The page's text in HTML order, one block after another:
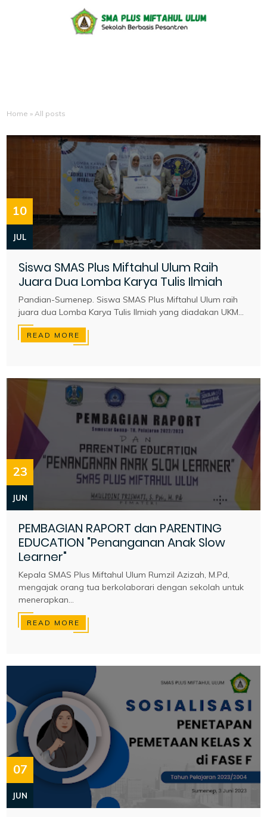
Home »All posts
10
JUL
Siswa SMAS Plus Miftahul Ulum Raih
Juara Dua Lomba Karya Tulis Ilmiah
Pandian-Sumenep. Siswa SMAS Plus Miftahul Ulum raih
juara dua Lomba Karya Tulis Ilmiah yang diadakan UKM...
READ MORE
23
JUN
PEMBAGIAN RAPORT dan PARENTING
EDUCATION "Penanganan Anak Slow
Learner"
Kepala SMAS Plus Miftahul Ulum Rumzil Azizah, M.Pd,
mengajak orang tua berkolaborari dengan sekolah untuk
menerapkan...
READ MORE
07
JUN